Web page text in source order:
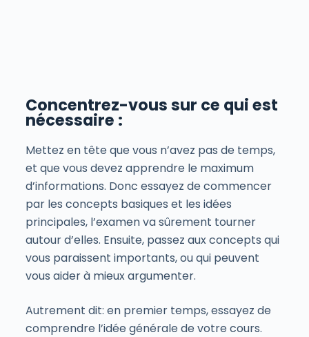
Concentrez-vous sur ce qui est
nécessaire :
Mettez en tête que vous n’avez pas de temps,
et que vous devez apprendre le maximum
d’informations. Donc essayez de commencer
par les concepts basiques et les idées
principales, l’examen va sûrement tourner
autour d’elles. Ensuite, passez aux concepts qui
vous paraissent importants, ou qui peuvent
vous aider à mieux argumenter.
Autrement dit: en premier temps, essayez de
comprendre l’idée générale de votre cours.